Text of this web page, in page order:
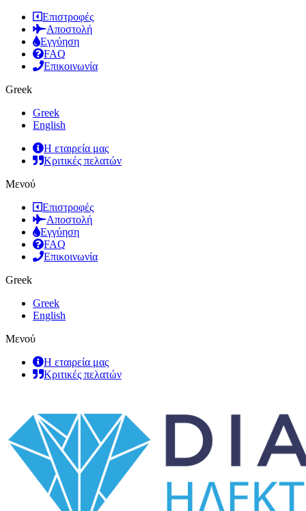
Επιστροφές
Αποστολή
Εγγύηση
FAQ
Επικοινωνία
Greek
Greek
English
Η εταιρεία μας
Κριτικές πελατών
Μενού
Επιστροφές
Αποστολή
Εγγύηση
FAQ
Επικοινωνία
Greek
Greek
English
Μενού
Η εταιρεία μας
Κριτικές πελατών